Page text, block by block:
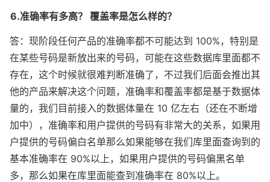
6.准确率有多高？ 覆盖率是怎么样的？
答：现阶段任何产品的准确率都不可能达到 100%，特别是
在某些号码是新放出来的号码，可能在这些数据库里面都不
存在，这个时候就很难判断准确了，不过我们后面会推出其
他的产品来解决这个问题，准确率和覆盖率都是基于数据体
量的，我们目前接入的数据体量在 10 亿左右（还在不断增
加中），准确率和用户提供的号码有非常大的关系，如果用
户提供的号码偏白名单那么如果能够在我们库里面查询到的
基本准确率在 90%以上，如果用户提供的号码偏黑名单
多，那么如果在库里面能查到准确率在 80%以上。